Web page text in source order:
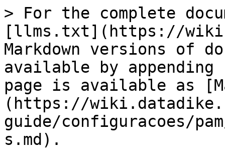
> For the complete
[llms.txt](https://
Markdown versions of
available by
page is available as
(https://
guide/configuracoes/
s.md).